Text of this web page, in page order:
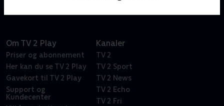
Om TV 2 Play
Priser og abonnement
Her kan du se TV 2 Play
Gavekort til TV 2 Play
Support og
Kundecenter
Kanaler
TV 2
TV 2 Sport
TV 2 News
TV 2 Echo
TV 2 Fri